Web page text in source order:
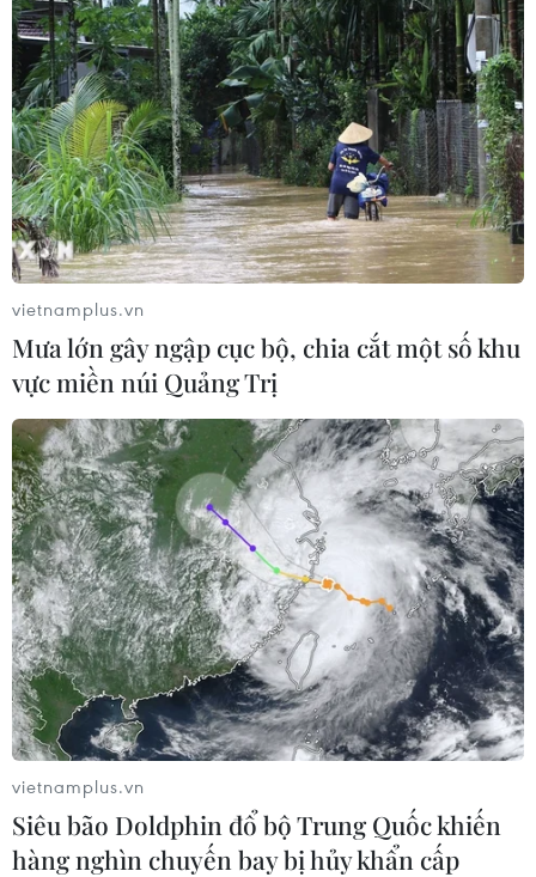
vietnamplus.vn
Mưa lớn gây ngập cục bộ, chia cắt một số khu
vực miền núi Quảng Trị
vietnamplus.vn
Siêu bão Doldphin đổ bộ Trung Quốc khiến
hàng nghìn chuyến bay bị hủy khẩn cấp